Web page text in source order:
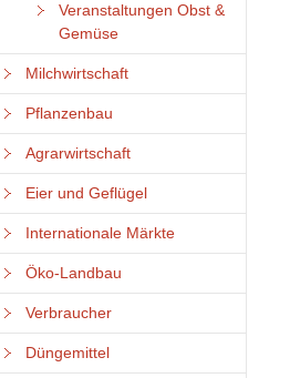
Veranstaltungen Obst &
Gemüse
Milchwirtschaft
Pflanzenbau
Agrarwirtschaft
Eier und Geflügel
Internationale Märkte
Öko-Landbau
Verbraucher
Düngemittel